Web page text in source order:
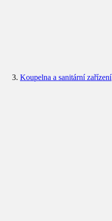
Koupelna a sanitární zařízení